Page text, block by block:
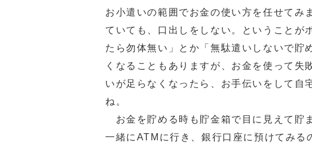
お小遣いの範囲でお金の使い方を任せてみ
ていても、口出しをしない。ということが
たら勿体無い」とか「無駄遣いしないで貯
くなることもありますが、お金を使って失
いが足らなくなったら、お手伝いをして自
ね。
お金を貯める時も貯金箱で目に見えて貯
一緒にATMに行き、銀行口座に預けてみる